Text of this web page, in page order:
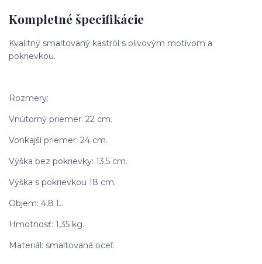
Kompletné špecifikácie
Kvalitný smaltovaný kastról s olivovým motívom a
pokrievkou.
Rozmery:
Vnútorný priemer: 22 cm.
Vonkajší priemer: 24 cm.
Výška bez pokrievky: 13,5 cm.
Výška s pokrievkou 18 cm.
Objem: 4,8 L.
Hmotnosť: 1,35 kg.
Materiál: smaltovaná oceľ.